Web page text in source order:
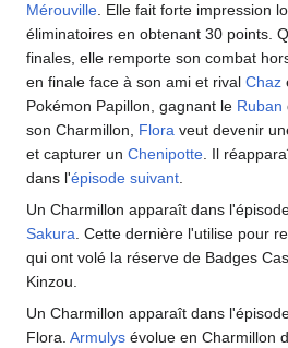
Mérouville . Elle fait forte impression
éliminatoires en obtenant 30 points.
finales, elle remporte son combat
en finale face à son ami et rival Chaz
Pokémon Papillon, gagnant le Ruban
son Charmillon, Flora veut devenir
et capturer un Chenipotte . Il
dans l'épisode suivant
Un Charmillon apparaît dans
Sakura . Cette dernière l'utilise pour
qui ont volé la réserve de Badges
Kinzou.
Un Charmillon apparaît dans
Flora. Armulys évolue en Charmillon